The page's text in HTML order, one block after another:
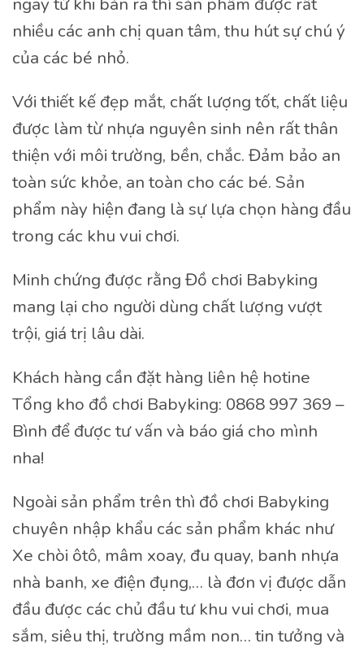
nhiều các anh chị quan tâm, thu hút sự chú ý
của các bé nhỏ.
Với thiết kế đẹp mắt, chất lượng tốt, chất liệu
được làm từ nhựa nguyên sinh nên rất thân
thiện với môi trường, bền, chắc. Đảm bảo an
toàn sức khỏe, an toàn cho các bé. Sản
phẩm này hiện đang là sự lựa chọn hàng đầu
trong các khu vui chơi.
Minh chứng được rằng Đồ chơi Babyking
mang lại cho người dùng chất lượng vượt
trội, giá trị lâu dài.
Khách hàng cần đặt hàng liên hệ hotine
Tổng kho đồ chơi Babyking: 0868 997 369 –
Bình để được tư vấn và báo giá cho mình
nha!
Ngoài sản phẩm trên thì đồ chơi Babyking
chuyên nhập khẩu các sản phẩm khác như
Xe chòi ôtô, mâm xoay, đu quay, banh nhựa
nhà banh, xe điện đụng,… là đơn vị được dẫn
đầu được các chủ đầu tư khu vui chơi, mua
sắm, siêu thị, trường mầm non… tin tưởng và